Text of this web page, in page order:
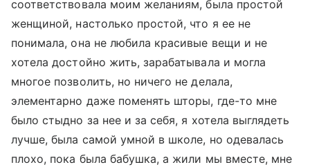
соответствовала моим желаниям, была простой
женщиной, настолько простой, что я ее не
понимала, она не любила красивые вещи и не
хотела достойно жить, зарабатывала и могла
многое позволить, но ничего не делала,
элементарно даже поменять шторы, где-то мне
было стыдно за нее и за себя, я хотела выглядеть
лучше, была самой умной в школе, но одевалась
плохо, пока была бабушка, а жили мы вместе, мне